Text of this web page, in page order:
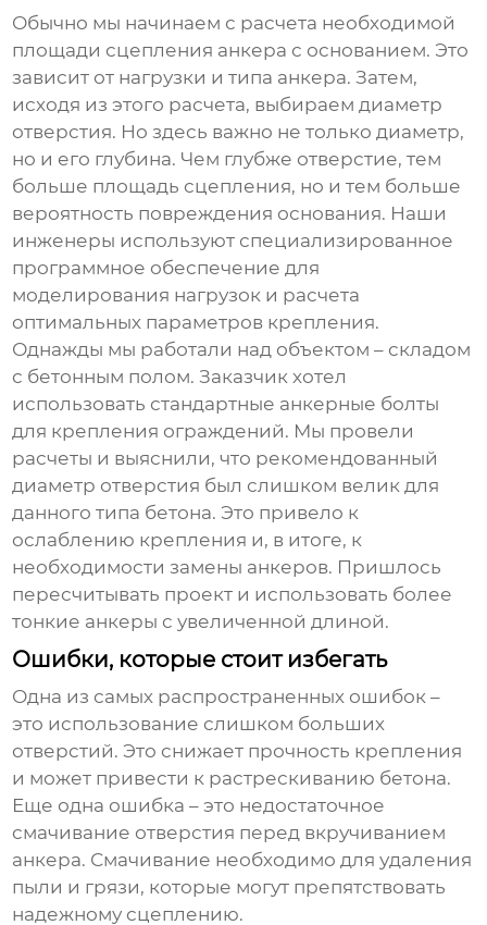
Обычно мы начинаем с расчета необходимой
площади сцепления анкера с основанием. Это
зависит от нагрузки и типа анкера. Затем,
исходя из этого расчета, выбираем диаметр
отверстия. Но здесь важно не только диаметр,
но и его глубина. Чем глубже отверстие, тем
больше площадь сцепления, но и тем больше
вероятность повреждения основания. Наши
инженеры используют специализированное
программное обеспечение для
моделирования нагрузок и расчета
оптимальных параметров крепления.
Однажды мы работали над объектом – складом
с бетонным полом. Заказчик хотел
использовать стандартные анкерные болты
для крепления ограждений. Мы провели
расчеты и выяснили, что рекомендованный
диаметр отверстия был слишком велик для
данного типа бетона. Это привело к
ослаблению крепления и, в итоге, к
необходимости замены анкеров. Пришлось
пересчитывать проект и использовать более
тонкие анкеры с увеличенной длиной.
Ошибки, которые стоит избегать
Одна из самых распространенных ошибок –
это использование слишком больших
отверстий. Это снижает прочность крепления
и может привести к растрескиванию бетона.
Еще одна ошибка – это недостаточное
смачивание отверстия перед вкручиванием
анкера. Смачивание необходимо для удаления
пыли и грязи, которые могут препятствовать
надежному сцеплению.